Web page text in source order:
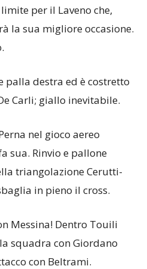
per il Laveno che,
la sua migliore occasione.
palla destra ed è costretto
Carli; giallo inevitabile.
nel gioco aereo
sua. Rinvio e pallone
triangolazione Cerutti-
in pieno il cross.
Messina! Dentro Touili
squadra con Giordano
con Beltrami.